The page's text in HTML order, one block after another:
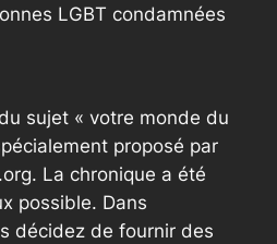
LGBT condamnées
sujet « votre monde du
proposé par
La chronique a été
possible. Dans
décidez de fournir des